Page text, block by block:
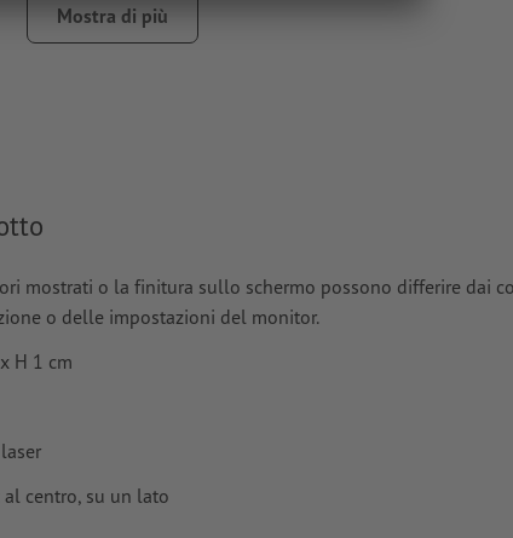
la stampa devono contenere solo i vettori; le
in formato JPEG o TIFF non sono ritenuti idonei
i dati di stampa?
Mostra di più
mostrati o la finitura sullo schermo possono differire dai
o delle impostazioni del monitor.
H 1 cm
centro, su un lato